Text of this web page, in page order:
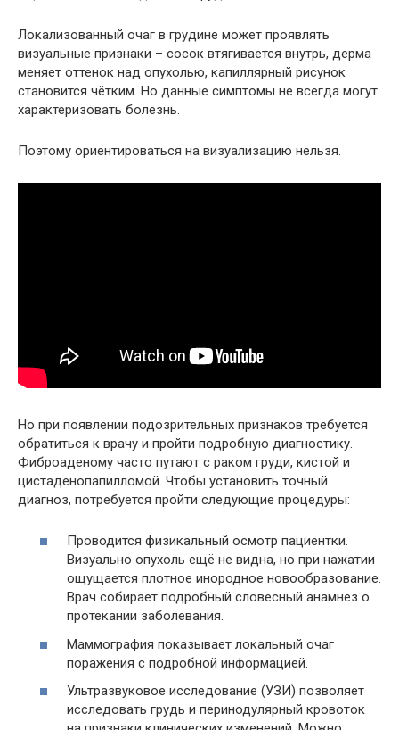
Локализованный очаг в грудине может проявлять
визуальные признаки – сосок втягивается внутрь, дерма
меняет оттенок над опухолью, капиллярный рисунок
становится чётким. Но данные симптомы не всегда могут
характеризовать болезнь.
Поэтому ориентироваться на визуализацию нельзя.
Но при появлении подозрительных признаков требуется
обратиться к врачу и пройти подробную диагностику.
Фиброаденому часто путают с раком груди, кистой и
цистаденопапилломой. Чтобы установить точный
диагноз, потребуется пройти следующие процедуры:
Проводится физикальный осмотр пациентки.
Визуально опухоль ещё не видна, но при нажатии
ощущается плотное инородное новообразование.
Врач собирает подробный словесный анамнез о
протекании заболевания.
Маммография показывает локальный очаг
поражения с подробной информацией.
Ультразвуковое исследование (УЗИ) позволяет
исследовать грудь и перинодулярный кровоток